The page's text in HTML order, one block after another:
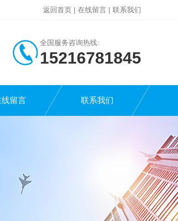
返回首页 | 在线留言 | 联系我们
全国服务咨询热线:
15216781845
线留言 联系我们